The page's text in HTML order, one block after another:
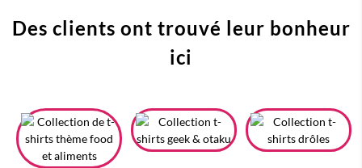
Des clients ont trouvé leur bonheur
ici